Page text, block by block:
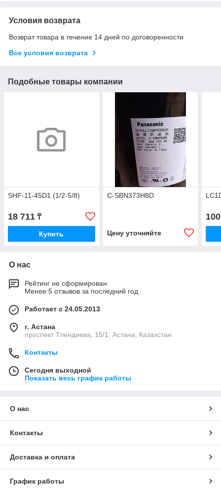
Условия возврата
Возврат товара в течение 14 дней по договоренности
Все условия возврата
Подобные товары компании
SHF-11-45D1 (1/2-5/8)
18 711 ₸
Купить
C-SBN373H8D
Цену уточняйте
О нас
Рейтинг не сформирован
Менее 5 отзывов за последний год
Работает с 24.05.2013
г. Астана
проспект Тлендиева, 15/1, Астана, Казахстан
Контакты
Сегодня выходной
Показать весь график работы
О нас
Контакты
Доставка и оплата
График работы